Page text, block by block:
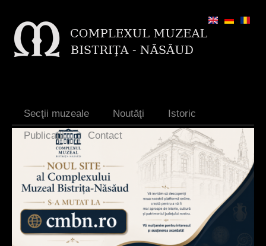
Secţii muzeale Noutăţi
Istoric
Publicaţii
Contact